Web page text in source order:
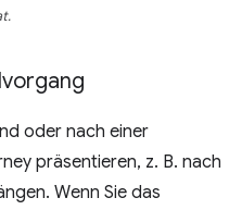
oder nach einer
präsentieren, z. B. nach
Wenn Sie das